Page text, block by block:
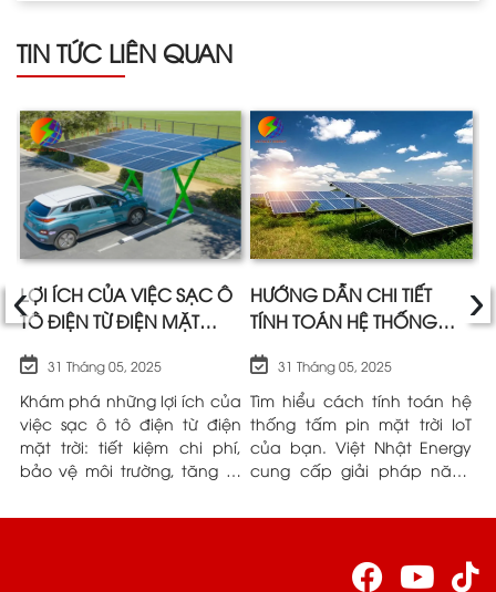
TIN TỨC LIÊN QUAN
LỢI ÍCH CỦA VIỆC SẠC Ô
TÔ ĐIỆN TỪ ĐIỆN MẶT
31 Tháng 05, 2025
Khám phá những lợi ích của
việc sạc ô tô điện từ điện
mặt trời: tiết kiệm chi phí,
bảo vệ môi trường, tăng tự
hành cùng bạn.
HƯỚNG DẪN CHI TIẾT
TÍNH TOÁN HỆ THỐNG
VIỆT NHẬT ENERGY
31 Tháng 05, 2025
Tìm hiểu cách tính toán hệ
thống tấm pin mặt trời IoT
của bạn. Việt Nhật Energy
cung cấp giải pháp năng
‹ ›